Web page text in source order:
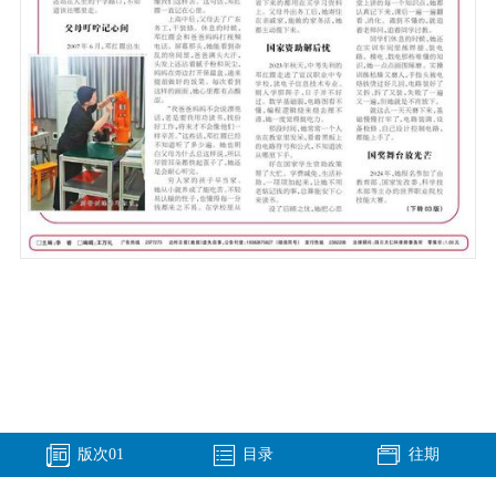
版次01 目录 往期